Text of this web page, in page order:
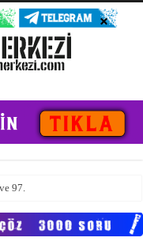
Yenileme Sınav